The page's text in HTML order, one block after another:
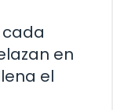
en
el